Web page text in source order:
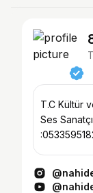
T.C Kültür ve
Ses